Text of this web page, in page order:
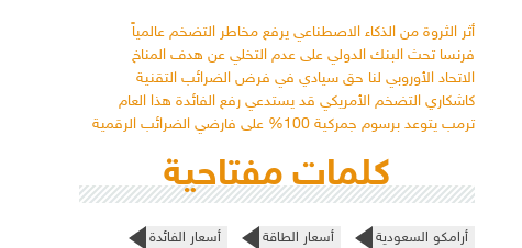
أثر الثروة من الذكاء الاصطناعي يرفع مخاطر التضخم عالمياً
فرنسا تحث البنك الدولي على عدم التخلي عن هدف المناخ
الاتحاد الأوروبي لنا حق سيادي في فرض الضرائب التقنية
كاشكاري التضخم الأمريكي قد يستدعي رفع الفائدة هذا العام
ترمب يتوعد برسوم جمركية 100% على فارضي الضرائب الرقمية
كلمات مفتاحية
أرامكو السعودية أسعار الطاقة
أسعار الفائدة